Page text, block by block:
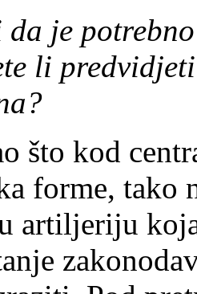
je
li
što kod
forme, tako
artiljeriju